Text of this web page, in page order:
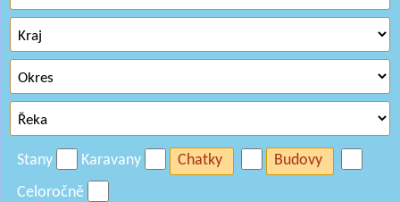
Stany Karavany Chatky
Budovy
Celoročně